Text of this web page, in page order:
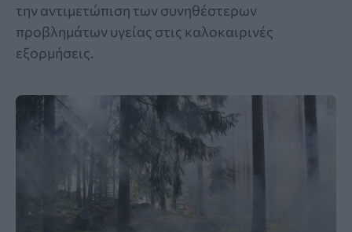
την αντιμετώπιση των συνηθέστερων
προβλημάτων υγείας στις καλοκαιρινές
εξορμήσεις.